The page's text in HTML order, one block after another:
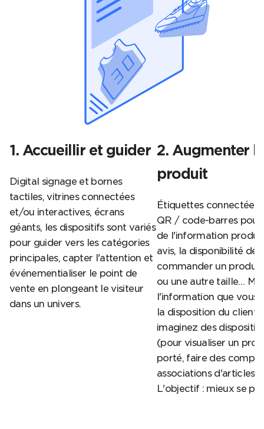
1. Accueillir et guider
Digital signage et bornes
tactiles, vitrines connectées
et/ou interactives, écrans
géants, les dispositifs sont variés
pour guider vers les catégories
principales, capter l'attention et
événementialiser le point de
vente en plongeant le visiteur
dans un univers.
2. Augmenter
produit
Étiquettes connectées,
QR / code-barres
de l'information
avis, la disponibilité des
commander un produit
ou une autre taille…
l'information que vous
la disposition du client
imaginez des
(pour visualiser un
porté, faire des
associations
L'objectif : mieux se